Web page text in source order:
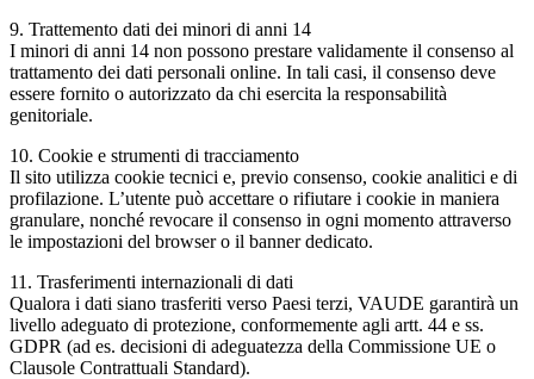
9. Trattemento dati dei minori di anni 14
I minori di anni 14 non possono prestare validamente il consenso al
trattamento dei dati personali online. In tali casi, il consenso deve
essere fornito o autorizzato da chi esercita la responsabilità
genitoriale.
10. Cookie e strumenti di tracciamento
Il sito utilizza cookie tecnici e, previo consenso, cookie analitici e di
profilazione. L’utente può accettare o rifiutare i cookie in maniera
granulare, nonché revocare il consenso in ogni momento attraverso
le impostazioni del browser o il banner dedicato.
11. Trasferimenti internazionali di dati
Qualora i dati siano trasferiti verso Paesi terzi, VAUDE garantirà un
livello adeguato di protezione, conformemente agli artt. 44 e ss.
GDPR (ad es. decisioni di adeguatezza della Commissione UE o
Clausole Contrattuali Standard).